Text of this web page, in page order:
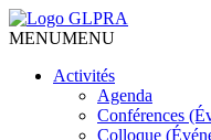
MENUMENU
Activités
Agenda
Conférences
Colloque